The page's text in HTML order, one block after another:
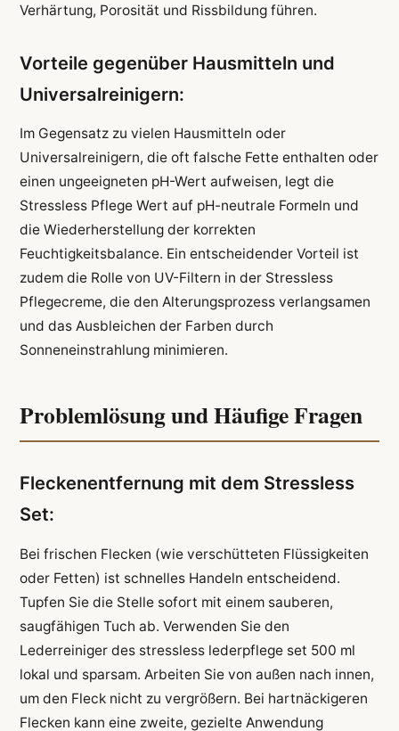
Verhärtung, Porosität und Rissbildung führen.
Vorteile gegenüber Hausmitteln und
Universalreinigern:
Im Gegensatz zu vielen Hausmitteln oder
Universalreinigern, die oft falsche Fette enthalten oder
einen ungeeigneten pH-Wert aufweisen, legt die
Stressless Pflege Wert auf pH-neutrale Formeln und
die Wiederherstellung der korrekten
Feuchtigkeitsbalance. Ein entscheidender Vorteil ist
zudem die Rolle von UV-Filtern in der Stressless
Pflegecreme, die den Alterungsprozess verlangsamen
und das Ausbleichen der Farben durch
Sonneneinstrahlung minimieren.
Problemlösung und Häufige Fragen
Fleckenentfernung mit dem Stressless
Set:
Bei frischen Flecken (wie verschütteten Flüssigkeiten
oder Fetten) ist schnelles Handeln entscheidend.
Tupfen Sie die Stelle sofort mit einem sauberen,
saugfähigen Tuch ab. Verwenden Sie den
Lederreiniger des stressless lederpflege set 500 ml
lokal und sparsam. Arbeiten Sie von außen nach innen,
um den Fleck nicht zu vergrößern. Bei hartnäckigeren
Flecken kann eine zweite, gezielte Anwendung